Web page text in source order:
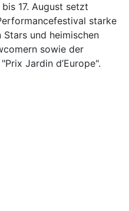
17. August setzt
starke
und heimischen
sowie der
Jardin d’Europe".